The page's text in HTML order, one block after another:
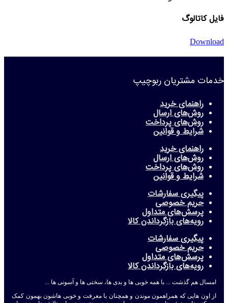
فایل کاتالوگ
Download
خدمات مشتریان ربوچیپ
راهنمای خرید
روش‌های ارسال
روش‌های پرداخت
شرایط و قوانین
راهنمای خرید
روش‌های ارسال
روش‌های پرداخت
شرایط و قوانین
پیگیری سفارشات
حریم خصوصی
پرسش‌های متداول
رویه‌های بازگرداندن کالا
پیگیری سفارشات
حریم خصوصی
پرسش‌های متداول
رویه‌های بازگرداندن کالا
امسال هم گذشت ... با همه خوبی ها و بدی ها، سختی ها و آسونی ها ...
از اون هایی که همراهمون موندن و همچنان با معرفت و خوبی هاشون بهمون کمک